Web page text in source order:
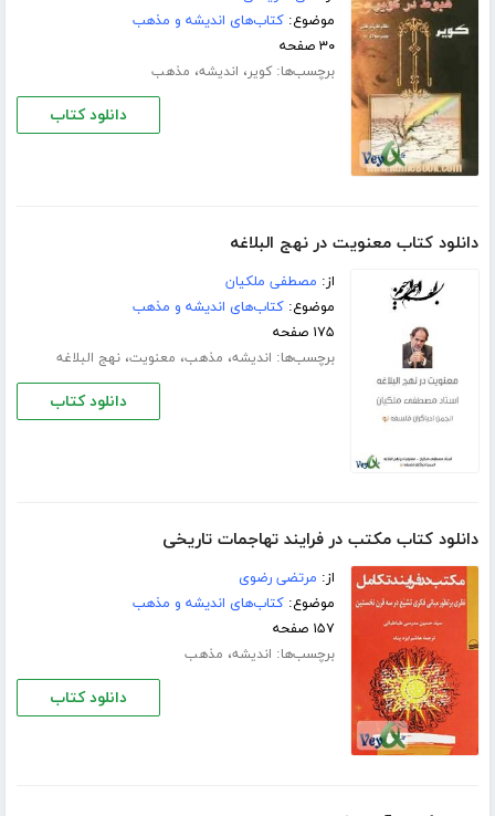
موضوع:کتاب‌های اندیشه و مذهب
۳۰ صفحه
برچسب‌ها:کویر، اندیشه، مذهب
دانلود کتاب
دانلود کتاب معنویت در نهج البلاغه
از: مصطفی ملکیان
موضوع:کتاب‌های اندیشه و مذهب
۱۷۵ صفحه
برچسب‌ها: اندیشه، مذهب، معنویت،نهج البلاغه
دانلود کتاب
دانلود کتاب مکتب در فرایند تهاجمات تاریخی
از: مرتضی رضوی
موضوع:کتاب‌های اندیشه و مذهب
۱۵۷ صفحه
برچسب‌ها: اندیشه، مذهب
دانلود کتاب